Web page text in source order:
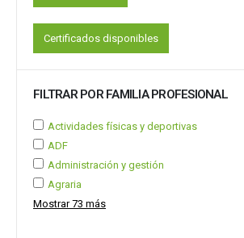
Certificados disponibles
FILTRAR POR FAMILIA PROFESIONAL
Actividades físicas y deportivas
ADF
Administración y gestión
Agraria
Mostrar 73 más